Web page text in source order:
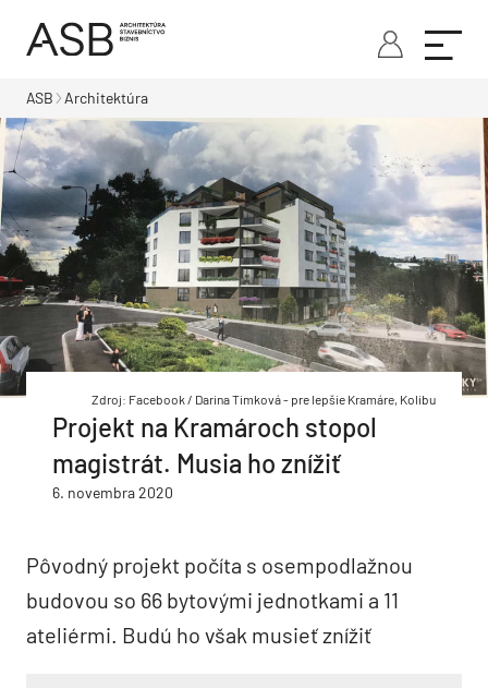
ASB Architektúra
Zdroj: Facebook / Darina Timková - pre lepšie Kramáre, Kolibu
Projekt na Kramároch stopol
magistrát. Musia ho znížiť
6. novembra 2020
Pôvodný projekt počíta s osempodlažnou
budovou so 66 bytovými jednotkami a 11
ateliérmi. Budú ho však musieť znížiť